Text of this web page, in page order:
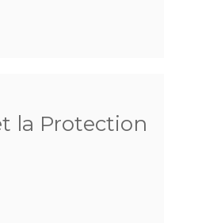
la Protection